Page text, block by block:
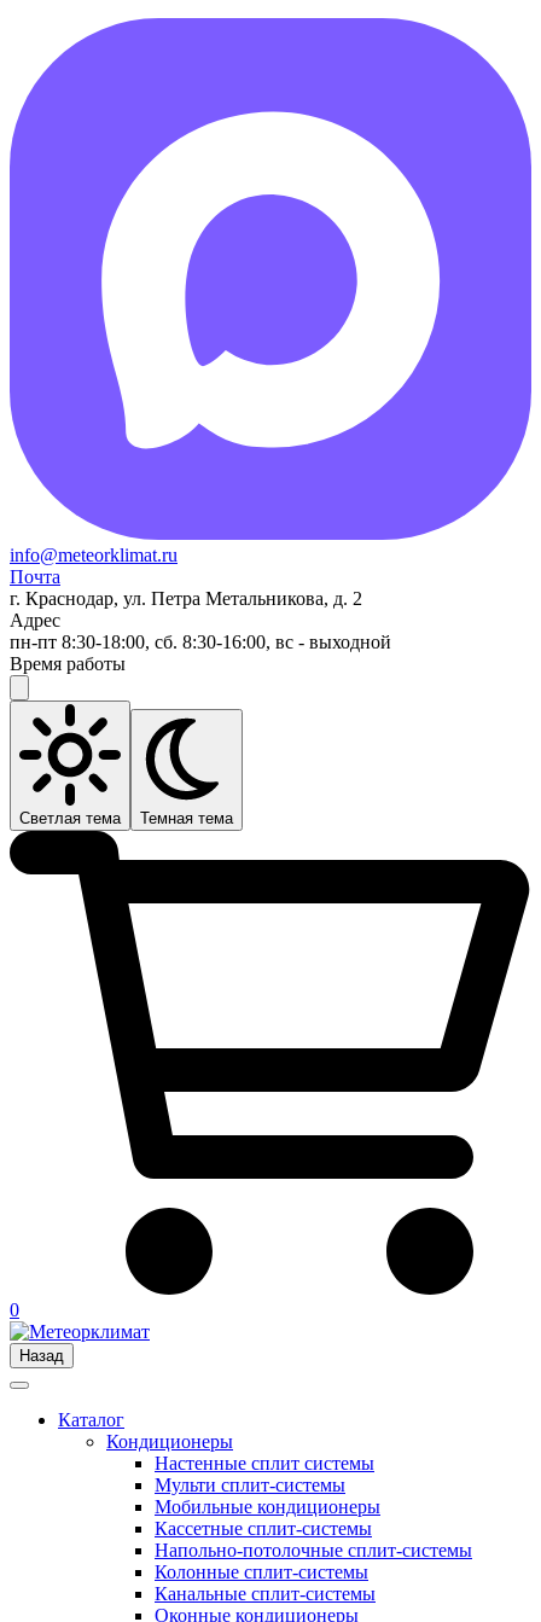
info@meteorklimat.ru
Почта
г. Краснодар, ул. Петра Метальникова, д. 2
Адрес
пн-пт 8:30-18:00, сб. 8:30-16:00, вс - выходной
Время работы
Светлая тема Темная тема
0
Назад
Каталог
Кондиционеры
Настенные сплит системы
Мульти сплит-системы
Мобильные кондиционеры
Кассетные сплит-системы
Напольно-потолочные сплит-системы
Колонные сплит-системы
Канальные сплит-системы
Оконные кондиционеры